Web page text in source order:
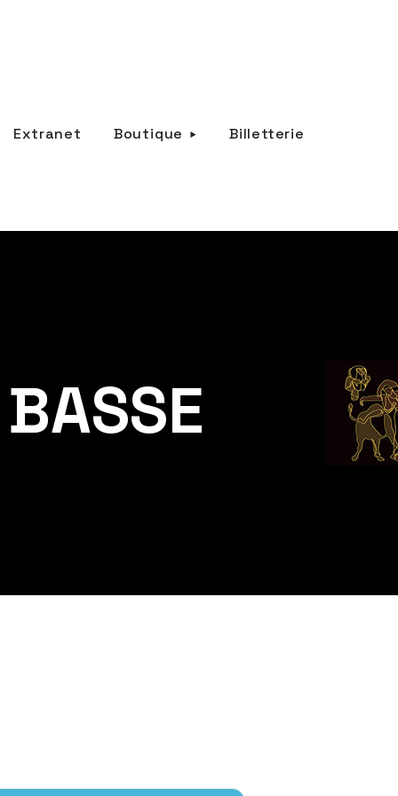
Extranet Boutique Billetterie